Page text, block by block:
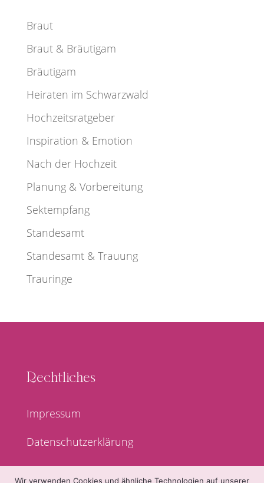
Braut
Braut & Bräutigam
Bräutigam
Heiraten im Schwarzwald
Hochzeitsratgeber
Inspiration & Emotion
Nach der Hochzeit
Planung & Vorbereitung
Sektempfang
Standesamt
Standesamt & Trauung
Trauringe
Rechtliches
Impressum
Datenschutzerklärung
Wir verwenden Cookies und ähnliche Technologien auf unserer